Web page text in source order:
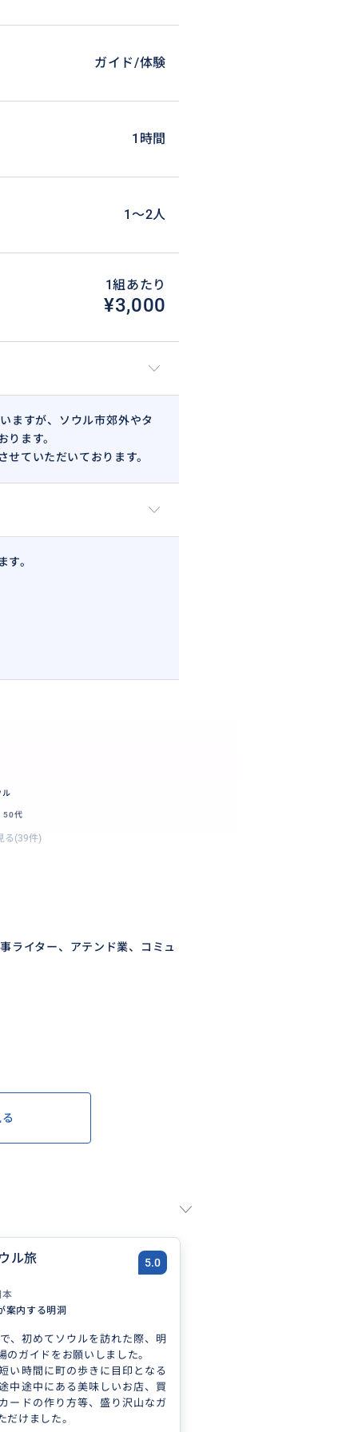
ガイド/体験
1時間
1〜2人
1組あたり
¥3,000
ますが、ソウル市郊外やタ
ます。
ていただいております。
。
ル
50代
る(39件)
ライター、アテンド業、コミュ
ル旅 5.0
本
案内する明洞
、初めてソウルを訪れた際、明
のガイドをお願いしました。
い時間に町の歩きに目印となる
中途中にある美味しいお店、買
ードの作り方等、盛り沢山なガ
だけました。